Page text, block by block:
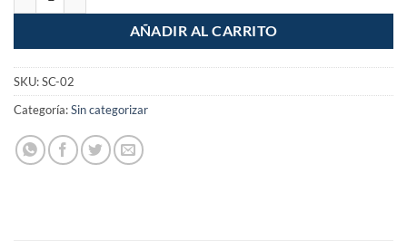
AÑADIR AL CARRITO
SKU:SC-02
Categoría:Sin categorizar